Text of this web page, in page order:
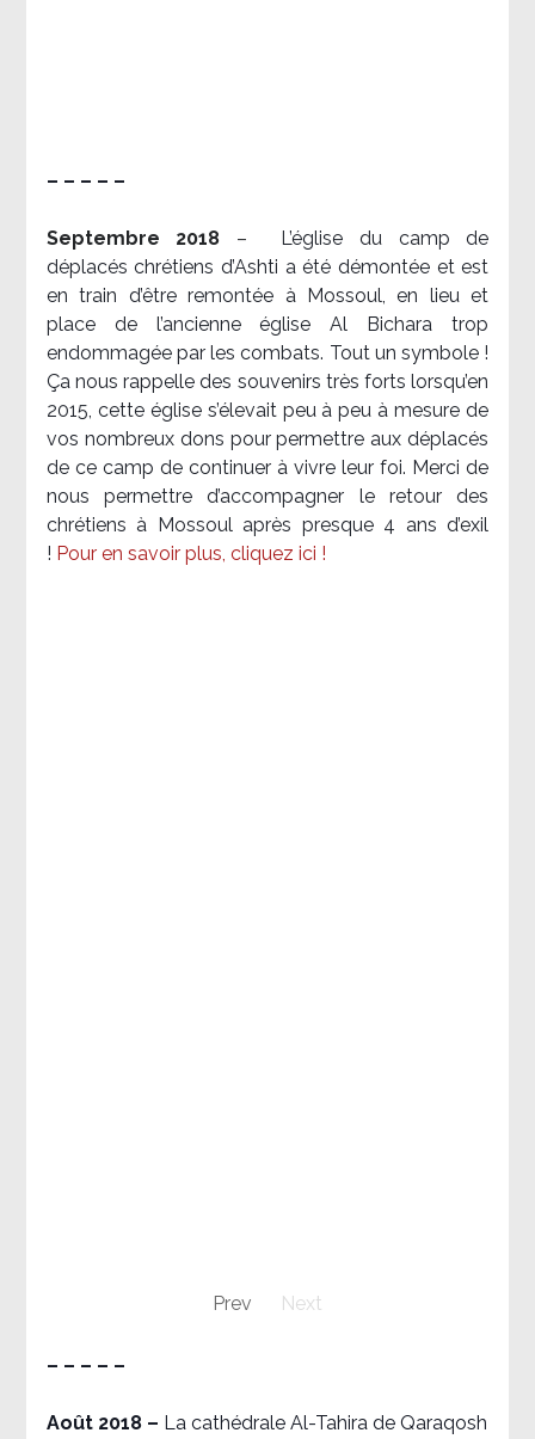
– – – – –
Septembre 2018 –
L’église du camp de
déplacés chrétiens d’Ashti a été démontée et est
en train d’être remontée à Mossoul, en lieu et
place de l’ancienne église Al Bichara trop
endommagée par les combats. Tout un symbole !
Ça nous rappelle des souvenirs très forts lorsqu’en
2015, cette église s’élevait peu à peu à mesure de
vos nombreux dons pour permettre aux déplacés
de ce camp de continuer à vivre leur foi. Merci de
nous permettre d’accompagner le retour des
chrétiens à Mossoul après presque 4 ans d’exil
! Pour en savoir plus, cliquez ici !
Prev Next
– – – – –
Août 2018 – La cathédrale Al-Tahira de Qaraqosh